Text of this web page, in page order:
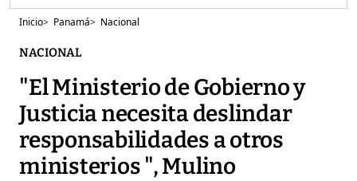
Inicio> Panamá> Nacional
NACIONAL
"El Ministerio de Gobierno y
Justicia necesita deslindar
responsabilidades a otros
ministerios ", Mulino